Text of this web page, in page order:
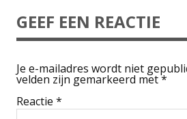
GEEF EEN REACTIE
Je e-mailadres wordt niet
velden zijn gemarkeerd met*
Reactie *